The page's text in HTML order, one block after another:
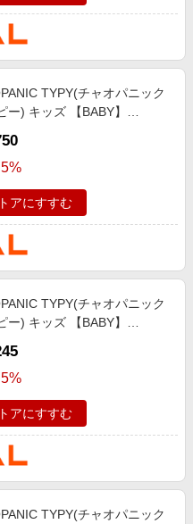
TYPY(チャオパニック
ー) キッズ 【BABY】
サックスブルー
アにすすむ
TYPY(チャオパニック
ー) キッズ 【BABY】
～100cmコットン100 ブラ
アにすすむ
TYPY(チャオパニック